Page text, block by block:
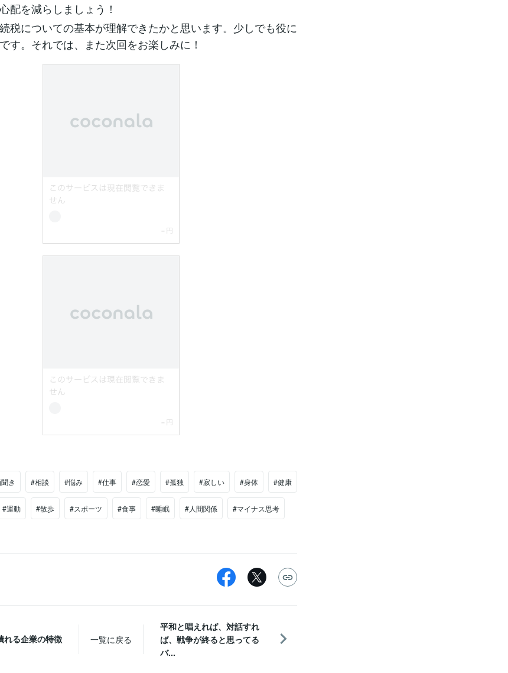
配を減らしましょう！
税についての基本が理解できたかと思います。少しでも役に
す。それでは、また次回をお楽しみに！
き #相談 #悩み #仕事 #恋愛 #孤独 #寂しい #身体 #健康
#運動 #散歩 #スポーツ #食事 #睡眠 #人間関係 #マイナス思考
れる企業の特徴 一覧に戻る
平和と唱えれば、対話すれ
ば、戦争が終ると思ってる
バ...